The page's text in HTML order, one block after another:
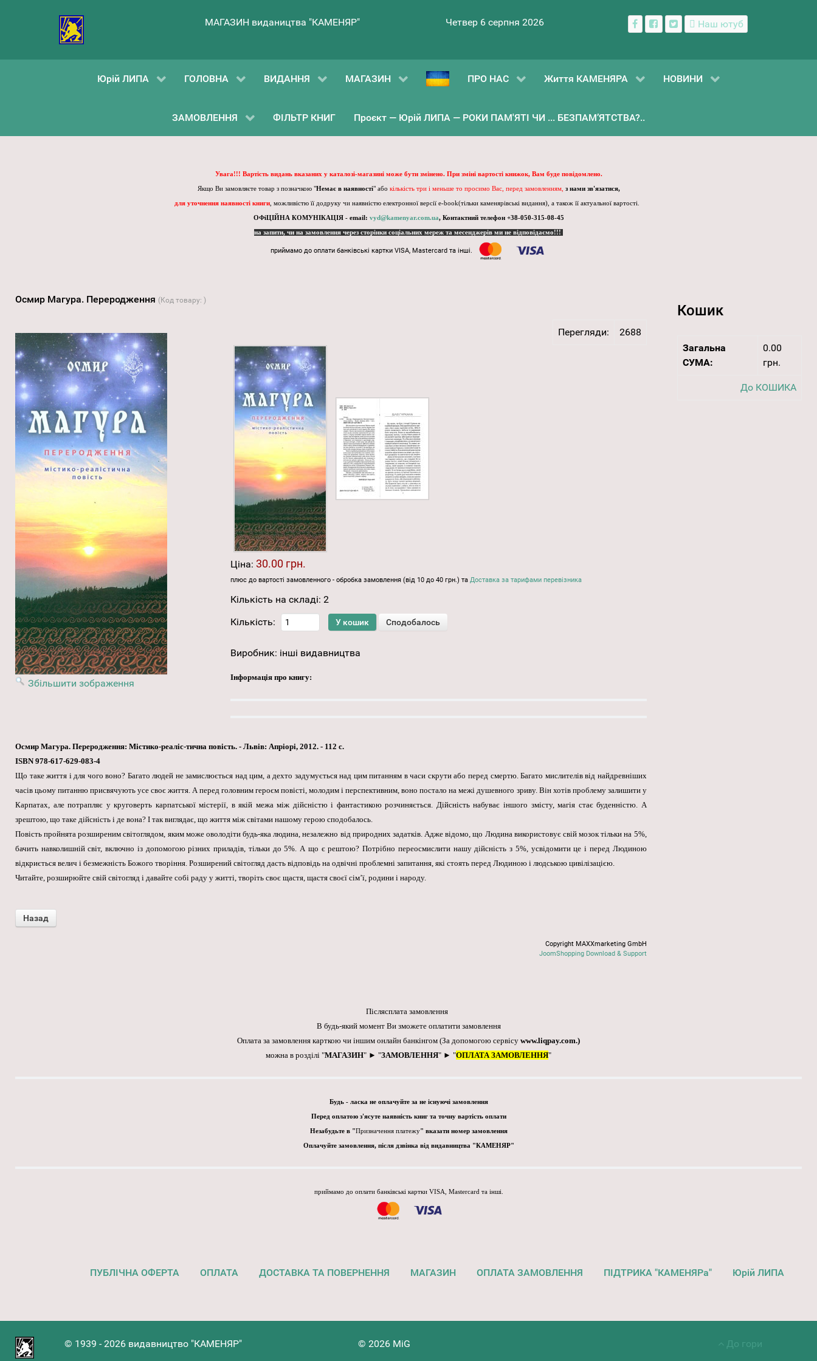
МАГАЗИН видаництва "КАМЕНЯР" Четвер 6 серпня 2026 Наш ютуб
Юрій ЛИПА ГОЛОВНА ВИДАННЯ МАГАЗИН ПРО НАС Життя КАМЕНЯРА НОВИНИ
ЗАМОВЛЕННЯ ФІЛЬТР КНИГ Проєкт — Юрій ЛИПА — РОКИ ПАМ'ЯТІ ЧИ ... БЕЗПАМ’ЯТСТВА?..
Увага!!! Вартість видань вказаних у каталозі-магазині може бути змінено. При зміні вартості книжок, Вам буде повідомлено.
Якщо Ви замовляєте товар з позначкою "Немає в наявності" або кількість три і меньше то просимо Вас, перед замовленням, з нами зв'язатися,
для уточнення наявності книги, можливістю її додруку чи наявністю електронної версії e-book(тільки каменярівські видання), а також її актуальної вартості.
ОФіЦІЙНА КОМУНІКАЦІЯ - email: vyd@kamenyar.com.ua, Контактний телефон +38-050-315-08-45
на запити, чи на замовлення через сторінки соціальних мереж та месенджерів ми не відповідаємо!!!
приймамо до оплати банківські картки VISA, Mastercard та інші.
Осмир Магура. Переродження (Код товару: )
Перегляди: 2688
Збільшити зображення
Ціна: 30.00 грн.
плюс до вартості замовленного - обробка замовлення (від 10 до 40 грн.) та Доставка за тарифами перевізника
Кількість на складі: 2
Кількість:
Виробник: інші видавництва
Інформація про книгу:
Осмир Магура. Переродження: Містико-реаліс-тична повість. - Львів: Апріорі, 2012. - 112 с.
ISBN 978-617-629-083-4
Що таке життя і для чого воно? Багато людей не замислюється над цим, а дехто задумується над цим питанням в часи скрути або перед смертю. Багато мислителів від найдревніших
часів цьому питанню присвячують усе своє життя. А перед головним героєм повісті, молодим і перспективним, воно постало на межі душевного зриву. Він хотів проблему залишити у
Карпатах, але потрапляє у круговерть карпатської містерії, в якій межа між дійсністю і фантастикою розчиняється. Дійсність набуває іншого змісту, магія стає буденністю. А
зрештою, що таке дійсність і де вона? І так виглядає, що життя між світами нашому герою сподобалось.
Повість пройнята розширеним світоглядом, яким може оволодіти будь-яка людина, незалежно від природних задатків. Адже відомо, що Людина використовує свій мозок тільки на 5%,
бачить навколишній світ, включно із допомогою різних приладів, тільки до 5%. А що є рештою? Потрібно переосмислити нашу дійсність з 5%, усвідомити це і перед Людиною
відкриється велич і безмежність Божого творіння. Розширений світогляд дасть відповідь на одвічні проблемні запитання, які стоять перед Людиною і людською цивілізацією.
Читайте, розширюйте свій світогляд і давайте собі раду у житті, творіть своє щастя, щастя своєї сім’ї, родини і народу.
Copyright MAXXmarketing GmbH
JoomShopping Download & Support
Кошик
Загальна
СУМА:
0.00
грн.
До КОШИКА
Післясплата замовлення
В будь-який момент Ви зможете оплатити замовлення
Оплата за замовлення карткою чи іншим онлайн банкінгом (За допомогою сервісу www.liqpay.com.)
можна в розділі "МАГАЗИН" ► "ЗАМОВЛЕННЯ" ► "ОПЛАТА ЗАМОВЛЕННЯ"
Будь - ласка не оплачуйте за не існуючі замовлення
Перед оплатою з'ясуте наявність книг та точну вартість оплати
Незабудьте в "Призначення платежу" вказати номер замовлення
Оплачуйте замовлення, після дзвінка від видавництва "КАМЕНЯР"
приймамо до оплати банківські картки VISA, Mastercard та інші.
ПУБЛІЧНА ОФЕРТА ОПЛАТА ДОСТАВКА ТА ПОВЕРНЕННЯ МАГАЗИН ОПЛАТА ЗАМОВЛЕННЯ ПІДТРИКА "КАМЕНЯРа" Юрій ЛИПА
© 1939 - 2026 видавництво "КАМЕНЯР" © 2026 MiG До гори